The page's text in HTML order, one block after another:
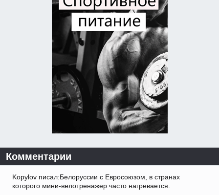
Комментарии
Kopylov писал:Белоруссии с Евросоюзом, в странах
которого мини-велотренажер часто нагревается.